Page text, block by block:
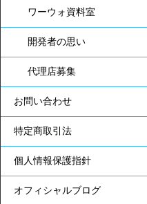
ワーウォ資料室
開発者の思い
代理店募集
お問い合わせ
特定商取引法
個人情報保護指針
オフィシャルブログ